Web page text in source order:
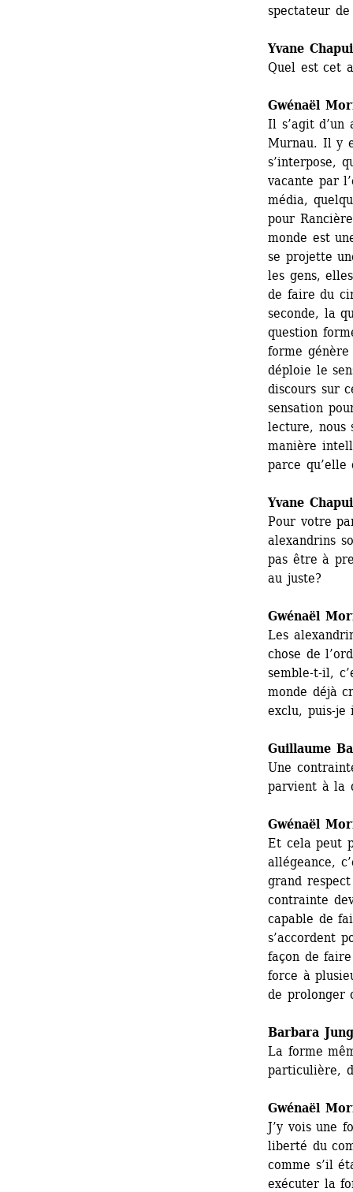
spectateur
Yvane
Quel est cet
Gwénaël
Il s’agit
Murnau. Il y
s’interpose,
vacante par
média,
pour
monde est
se projette
les gens,
de faire du
seconde, la
question
forme génère
déploie le
discours sur
sensation
lecture, nous
manière
parce
Yvane
Pour votre
alexandrins
pas être à
au juste?
Gwénaël
Les
chose de
semble-t-il,
monde déjà
exclu, puis-je
Guillaume
Une
parvient à la
Gwénaël
Et cela peut
allégeance,
grand
contrainte
capable de
s’accordent
façon de
force à
de prolonger
Barbara Jung
La forme
particulière,
Gwénaël
J’y vois une
liberté du
comme s’il
exécuter la